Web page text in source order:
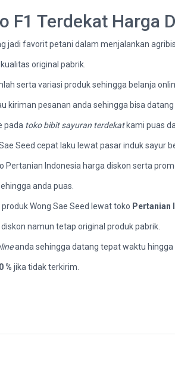
F1 Terdekat Harga
jadi favorit petani dalam menjalankan
original pabrik.
serta variasi produk sehingga belanja
kiriman pesanan anda sehingga bisa
pada toko bibit sayuran terdekatkami puas
Seed cepat laku lewat pasar induk
Pertanian Indonesia harga diskon serta
anda puas.
Wong Sae Seed lewat toko Pertanian
namun tetap original produk pabrik.
anda sehingga datang tepat waktu hingga
% jika tidak terkirim.